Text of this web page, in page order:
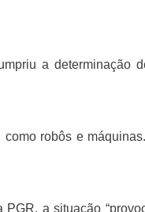
a determinação
robôs e
a situação